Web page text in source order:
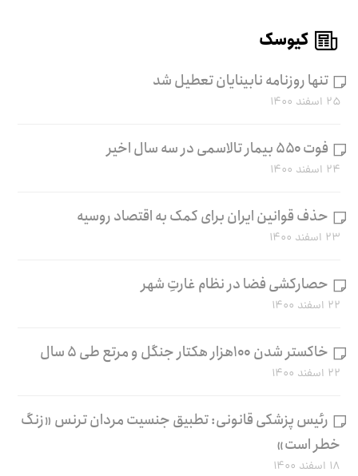
کیوسک
تنها روزنامه نابینایان تعطیل شد
۲۵ اسفند ۱۴۰۰
فوت ۵۵۰ بیمار تالاسمی در سه سال اخیر
۲۴ اسفند ۱۴۰۰
حذف قوانین ایران برای کمک به اقتصاد روسیه
۲۳ اسفند ۱۴۰۰
حصارکشی فضا در نظام غارتِ شهر
۲۲ اسفند ۱۴۰۰
خاکستر شدن ۱۰۰هزار هکتار جنگل و مرتع طی ۵ سال
۲۲ اسفند ۱۴۰۰
رئیس پزشکی قانونی: تطبیق جنسیت مردان ترنس «زنگ
خطر است»
۱۸ اسفند ۱۴۰۰